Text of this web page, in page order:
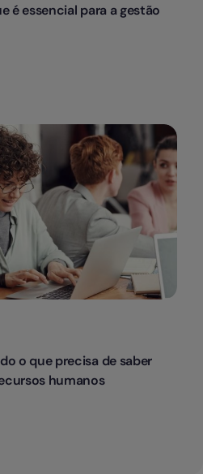
é essencial para a gestão
o que precisa de saber
humanos